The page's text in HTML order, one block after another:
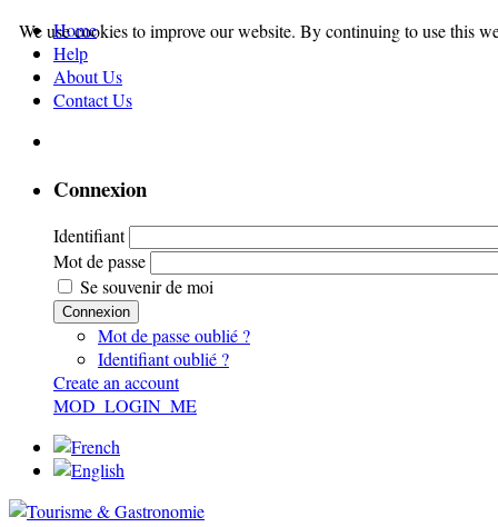
Home
Help
About Us
Contact Us
Connexion
Identifiant
Mot de passe
Se souvenir de moi
Connexion
Mot de passe oublié ?
Identifiant oublié ?
Create an account
MOD_LOGIN_ME
We use cookies to improve our website. By continuing to use this